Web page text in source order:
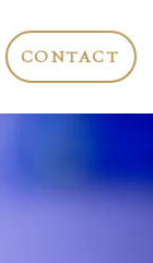
CONTACT